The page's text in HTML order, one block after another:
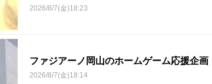
2026/8/7(金)18:23
ファジアーノ岡山のホームゲーム応援企
2026/8/7(金)18:14